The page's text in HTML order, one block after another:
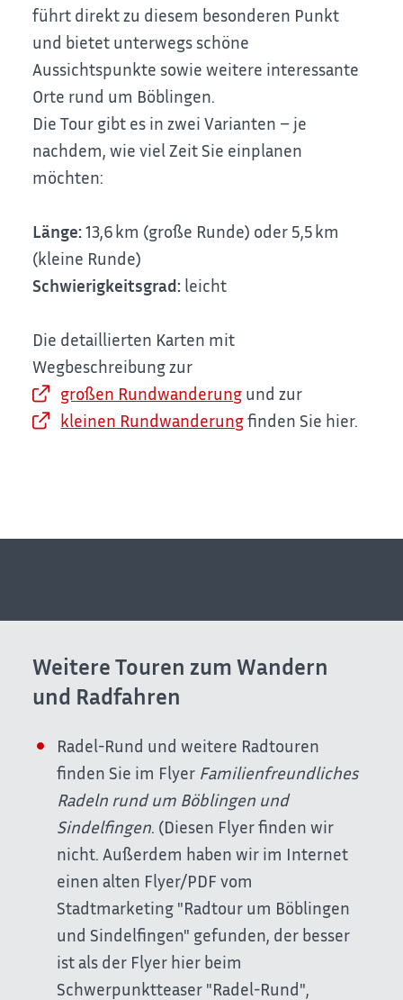
führt direkt zu diesem besonderen Punkt
und bietet unterwegs schöne
Aussichtspunkte sowie weitere interessante
Orte rund um Böblingen.
Die Tour gibt es in zwei Varianten – je
nachdem, wie viel Zeit Sie einplanen
möchten:
Länge:13,6 km (große Runde) oder 5,5 km
(kleine Runde)
Schwierigkeitsgrad: leicht
Die detaillierten Karten mit
Wegbeschreibung zur
großen Rundwanderung und zur
kleinen Rundwanderungfinden Sie hier.
Weitere Touren zum Wandern
und Radfahren
Radel-Rund und weitere Radtouren
finden Sie im Flyer Familienfreundliches
Radeln rund um Böblingen und
Sindelfingen. (Diesen Flyer finden wir
nicht. Außerdem haben wir im Internet
einen alten Flyer/PDF vom
Stadtmarketing "Radtour um Böblingen
und Sindelfingen" gefunden, der besser
ist als der Flyer hier beim
Schwerpunktteaser "Radel-Rund",